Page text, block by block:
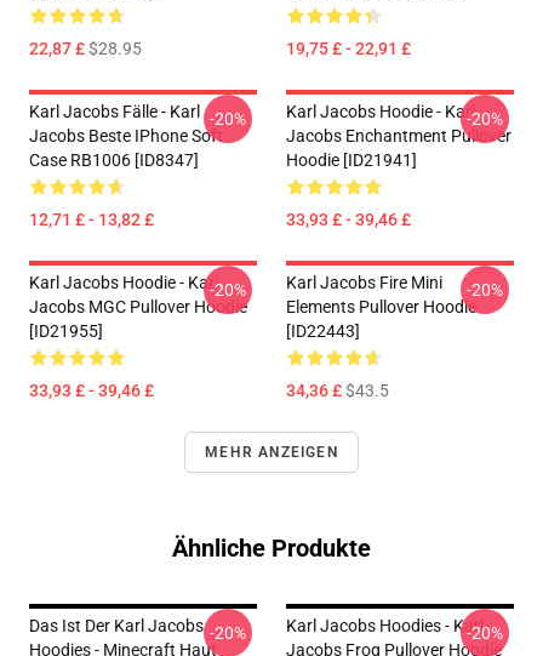
22,87 £$28.95 19,75 £ - 22,91 £
Karl Jacobs Fälle - Karl
Jacobs Beste IPhone Soft
Case RB1006 [ID8347]
12,71 £ - 13,82 £
-20%
Karl Jacobs Hoodie - Karl
Jacobs Enchantment Pullover
Hoodie [ID21941]
33,93 £ - 39,46 £
-20%
Karl Jacobs Hoodie - Karl
Jacobs MGC Pullover Hoodie
[ID21955]
33,93 £ - 39,46 £
-20%
Karl Jacobs Fire Mini
Elements Pullover Hoodie
[ID22443]
34,36 £$43.5
-20%
MEHR ANZEIGEN
Ähnliche Produkte
Das Ist Der Karl Jacobs
Hoodies - Minecraft Haut
-20%
Karl Jacobs Hoodies - Karl
Jacobs Frog Pullover Hoodie
-20%